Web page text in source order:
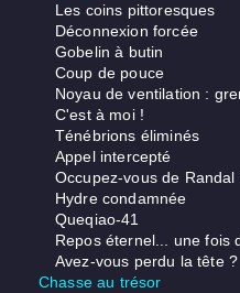
Les coins pittoresques
Déconnexion forcée
Gobelin à butin
Coup de pouce
Noyau de ventilation :
C'est à moi !
Ténébrions éliminés
Appel intercepté
Occupez-vous de Randal
Hydre condamnée
Queqiao-41
Repos éternel... une fois
Avez-vous perdu la tête ?
Chasse au trésor